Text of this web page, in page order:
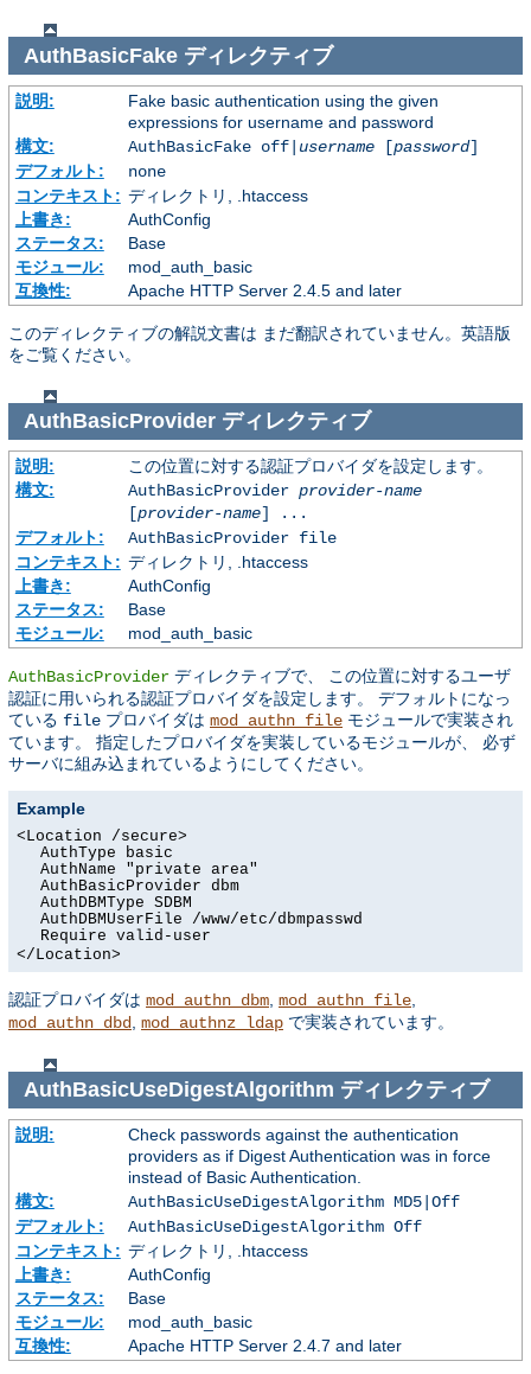
AuthBasicFakeディレクティブ
説明:
Fake basic authentication using the given
expressions for username and password
構文:
AuthBasicFake off| username[password]
デフォルト:
none
コンテキスト: ディレクトリ, .htaccess
上書き:
AuthConfig
ステータス:
Base
モジュール:
mod_auth_basic
互換性:
Apache HTTP Server 2.4.5 and later
このディレクティブの解説文書は まだ翻訳されていません。英語版
をご覧ください。
AuthBasicProviderディレクティブ
説明:
この位置に対する認証プロバイダを設定します。
構文:
AuthBasicProvider provider-name
[provider-name] ...
デフォルト:
AuthBasicProvider file
コンテキスト: ディレクトリ, .htaccess
上書き:
AuthConfig
ステータス:
Base
モジュール:
mod_auth_basic
AuthBasicProvider ディレクティブで、 この位置に対するユーザ
認証に用いられる認証プロバイダを設定します。 デフォルトになっ
ている file プロバイダは mod_authn_file モジュールで実装され
ています。 指定したプロバイダを実装しているモジュールが、 必ず
サーバに組み込まれているようにしてください。
Example
<Location /secure>
AuthType basic
AuthName "private area"
AuthBasicProvider dbm
AuthDBMType SDBM
AuthDBMUserFile /www/etc/dbmpasswd
Require valid-user
</Location>
認証プロバイダは mod_authn_dbm mod_authn_file
mod_authn_dbd
mod_authnz_ldap で実装されています。
AuthBasicUseDigestAlgorithm ディレクティブ
説明:
Check passwords against the authentication
providers as if Digest Authentication was in force
instead of Basic Authentication.
構文:
AuthBasicUseDigestAlgorithm MD5|Off
デフォルト:
AuthBasicUseDigestAlgorithm Off
コンテキスト: ディレクトリ, .htaccess
上書き:
AuthConfig
ステータス:
Base
モジュール:
mod_auth_basic
互換性:
Apache HTTP Server 2.4.7 and later